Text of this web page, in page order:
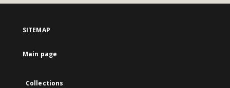
SITEMAP
Main page
Collections